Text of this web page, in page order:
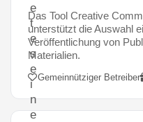
e
t
e
s
e
i
n
e
Das Tool Creative
unterstützt die Auswahl
Veröffentlichung von
Materialien.
Gemeinnütziger Betreiber